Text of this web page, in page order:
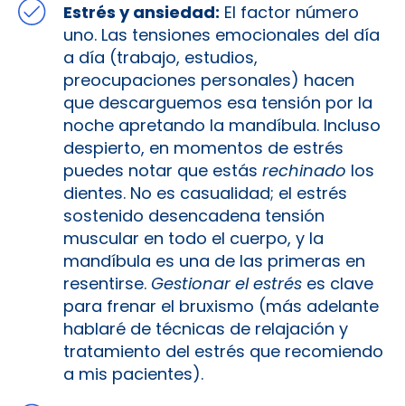
Estrés y ansiedad: El factor número
uno. Las tensiones emocionales del día
a día (trabajo, estudios,
preocupaciones personales) hacen
que descarguemos esa tensión por la
noche apretando la mandíbula. Incluso
despierto, en momentos de estrés
puedes notar que estás rechinado los
dientes. No es casualidad; el estrés
sostenido desencadena tensión
muscular en todo el cuerpo, y la
mandíbula es una de las primeras en
resentirse. Gestionar el estrés es clave
para frenar el bruxismo (más adelante
hablaré de técnicas de relajación y
tratamiento del estrés que recomiendo
a mis pacientes).